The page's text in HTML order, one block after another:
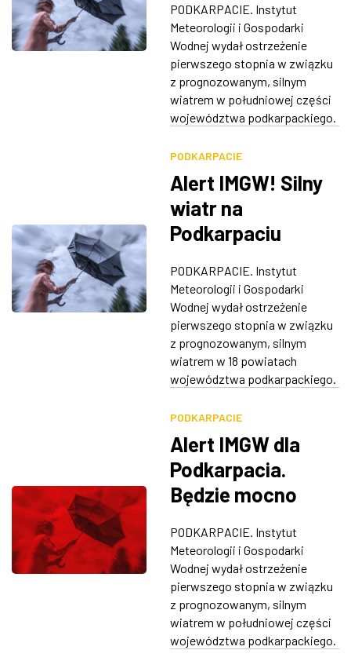
PODKARPACIE. Instytut
Meteorologii i Gospodarki
Wodnej wydał ostrzeżenie
pierwszego stopnia w związku
z prognozowanym, silnym
wiatrem w południowej części
województwa podkarpackiego.
PODKARPACIE
Alert IMGW! Silny
wiatr na
Podkarpaciu
PODKARPACIE. Instytut
Meteorologii i Gospodarki
Wodnej wydał ostrzeżenie
pierwszego stopnia w związku
z prognozowanym, silnym
wiatrem w 18 powiatach
województwa podkarpackiego.
PODKARPACIE
Alert IMGW dla
Podkarpacia.
Będzie mocno
PODKARPACIE. Instytut
Meteorologii i Gospodarki
Wodnej wydał ostrzeżenie
pierwszego stopnia w związku
z prognozowanym, silnym
wiatrem w południowej części
województwa podkarpackiego.